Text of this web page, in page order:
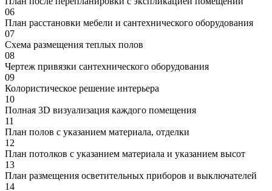
06
План расстановки мебели и сантехнического оборудования
07
Схема размещения теплых полов
08
Чертеж привязки сантехнического оборудования
09
Колористическое решение интерьера
10
Полная 3D визуализация каждого помещения
11
План полов с указанием материала, отделки
12
План потолков с указанием материала и указанием высот
13
План размещения осветительных приборов и выключателей
14